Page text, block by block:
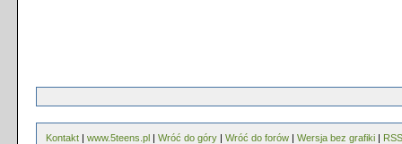
Kontakt | www.5teens.pl | Wróć do góry | Wróć do forów | Wersja bez grafiki | RSS